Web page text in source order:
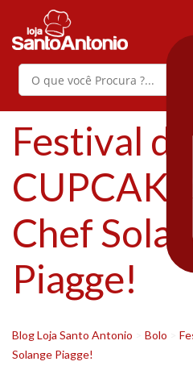
Festival de
Chef
Piagge!
Blog Loja Santo Antonio Bolo
Solange Piagge!